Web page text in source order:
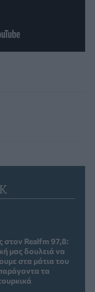
στον Realfm 97,8:
μας δουλειά να
στα μάτια του
τα